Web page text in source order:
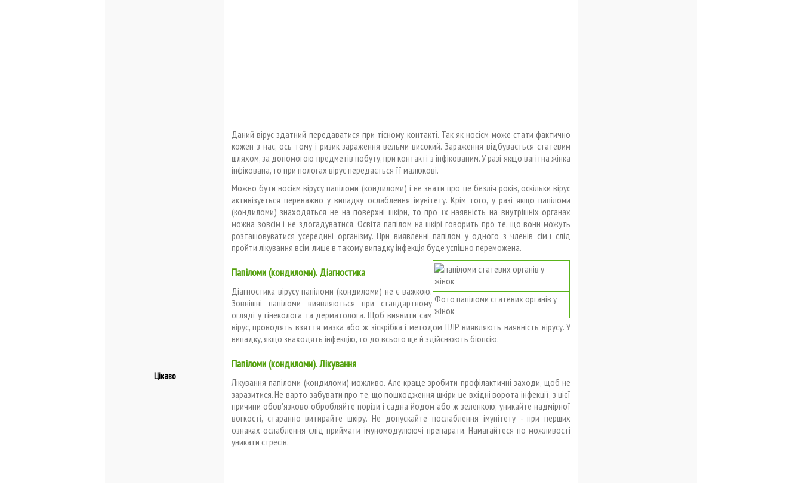
Цікаво
Даний вірус здатний передаватися при тісному контакті. Так як носієм може стати фактично
кожен з нас, ось тому і ризик зараження вельми високий. Зараження відбувається статевим
шляхом, за допомогою предметів побуту, при контакті з інфікованим. У разі якщо вагітна жінка
інфікована, то при пологах вірус передається її малюкові.
Можно бути носієм вірусу папіломи (кондиломи) і не знати про це безліч років, оскільки вірус
активізується переважно у випадку ослаблення імунітету. Крім того, у разі якщо папіломи
(кондиломи) знаходяться не на поверхні шкіри, то про їх наявність на внутрішніх органах
можна зовсім і не здогадуватися. Освіта папілом на шкірі говорить про те, що вони можуть
розташовуватися усередині організму. При виявленні папілом у одного з членів сім'ї слід
пройти лікування всім, лише в такому випадку інфекція буде успішно переможена.
Фото папіломи статевих органів у
жінок
Папіломи (кондиломи). Діагностика
Діагностика вірусу папіломи (кондиломи) не є важкою.
Зовнішні папіломи виявляються при стандартному
огляді у гінеколога та дерматолога. Щоб виявити сам
вірус, проводять взяття мазка або ж зіскрібка і методом ПЛР виявляють наявність вірусу. У
випадку, якщо знаходять інфекцію, то до всього ще й здійснюють біопсію.
Папіломи (кондиломи). Лікування
Лікування папіломи (кондиломи) можливо. Але краще зробити профілактичні заходи, щоб не
заразитися. Не варто забувати про те, що пошкодження шкіри це вхідні ворота інфекції, з цієї
причини обов'язково обробляйте порізи і садна йодом або ж зеленкою; уникайте надмірної
вогкості, старанно витирайте шкіру. Не допускайте послаблення імунітету - при перших
ознаках ослаблення слід приймати імуномодулюючі препарати. Намагайтеся по можливості
уникати стресів.